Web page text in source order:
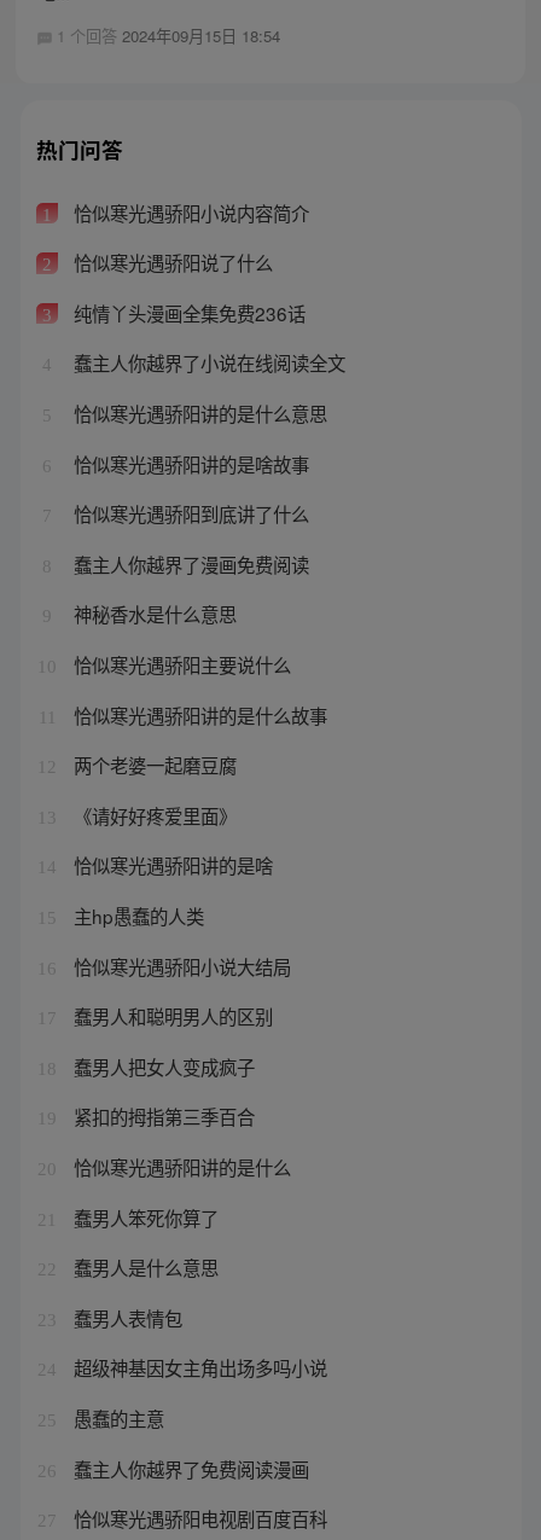
1 个回答 2024年09月15日 18:54
热门问答
1 恰似寒光遇骄阳小说内容简介
2 恰似寒光遇骄阳说了什么
3 纯情丫头漫画全集免费236话
4 蠢主人你越界了小说在线阅读全文
5 恰似寒光遇骄阳讲的是什么意思
6 恰似寒光遇骄阳讲的是啥故事
7 恰似寒光遇骄阳到底讲了什么
8 蠢主人你越界了漫画免费阅读
9 神秘香水是什么意思
10 恰似寒光遇骄阳主要说什么
恰似寒光遇骄阳讲的是什么故事
12 两个老婆一起磨豆腐
13 《请好好疼爱里面》
14 恰似寒光遇骄阳讲的是啥
15 主hp愚蠢的人类
16 恰似寒光遇骄阳小说大结局
17 蠢男人和聪明男人的区别
18 蠢男人把女人变成疯子
19 紧扣的拇指第三季百合
20 恰似寒光遇骄阳讲的是什么
21 蠢男人笨死你算了
22 蠢男人是什么意思
23 蠢男人表情包
24 超级神基因女主角出场多吗小说
25 愚蠢的主意
26 蠢主人你越界了免费阅读漫画
27 恰似寒光遇骄阳电视剧百度百科